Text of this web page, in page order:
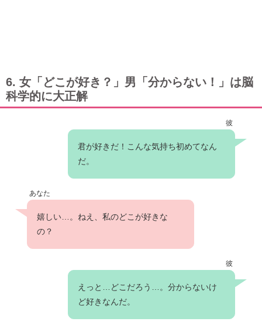
6. 女「どこが好き？」男「分からない！」は脳
科学的に大正解
彼
君が好きだ！こんな気持ち初めてなん
だ。
あなた
嬉しい…。ねえ、私のどこが好きな
の？
彼
えっと…どこだろう…。分からないけ
ど好きなんだ。